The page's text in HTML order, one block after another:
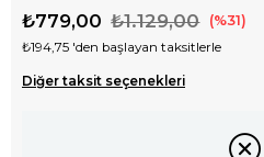
₺1.129,00
₺779,00 31
₺194,75 'den başlayan taksitlerle
Diğer taksit seçenekleri